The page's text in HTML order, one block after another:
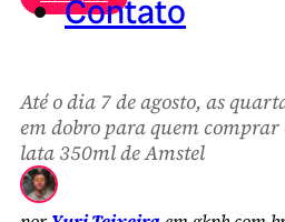
Contato
Até o dia 7 de agosto, as
em dobro para quem
lata 350ml de Amstel